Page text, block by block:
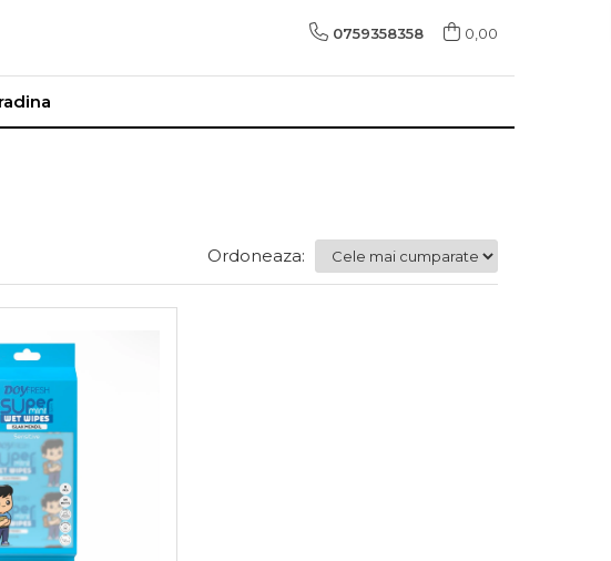
0759358358 0,00
Ordoneaza: